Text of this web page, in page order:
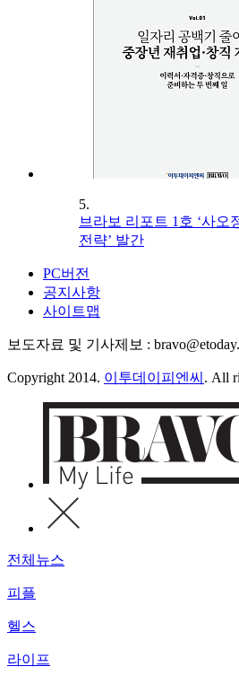
5.
브라보 리포트 1호 ‘사오
전략’ 발간
PC버전
공지사항
사이트맵
보도자료 및 기사제보 :
Copyright 2014. 이투데이피엔씨 . All
전체뉴스
피플
헬스
라이프